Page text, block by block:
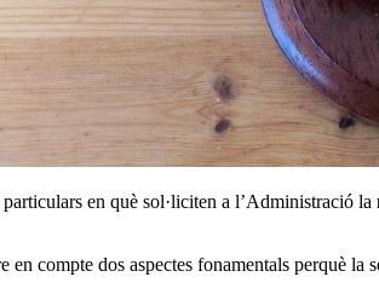
en què sol·liciten a l’Administració la
en compte dos aspectes fonamentals perquè